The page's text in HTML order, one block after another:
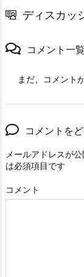
ディスカッ
コメント一覧
まだ、コメント
コメントを
メールアドレスが
は必須項目です
コメント